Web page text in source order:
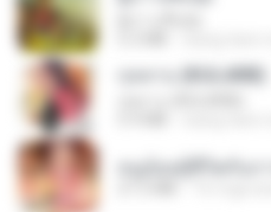
กุหลาบ (KULARB)
หนูน้อยสู้ชีวิตกับภ